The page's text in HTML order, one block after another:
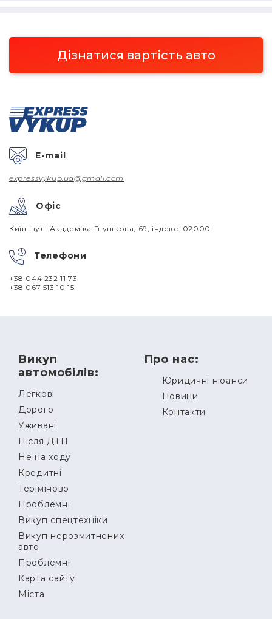
Дізнатися вартість авто
E-mail
expressvykup.ua@gmail.com
Офіс
Київ, вул. Академіка Глушкова, 69, індекс: 02000
Телефони
+38 044 232 11 73
+38 067 513 10 15
Викуп
автомобілів:
Легкові
Дорого
Уживані
Після ДТП
Не на ходу
Кредитні
Теріміново
Проблемні
Викуп спецтехніки
Викуп нерозмитнених
авто
Проблемні
Карта сайту
Міста
Про нас:
Юридичні нюанси
Новини
Контакти